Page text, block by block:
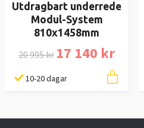
Utdragbart underrede
Modul-System
810x1458mm
20 995 kr 17 140 kr
10-20 dagar